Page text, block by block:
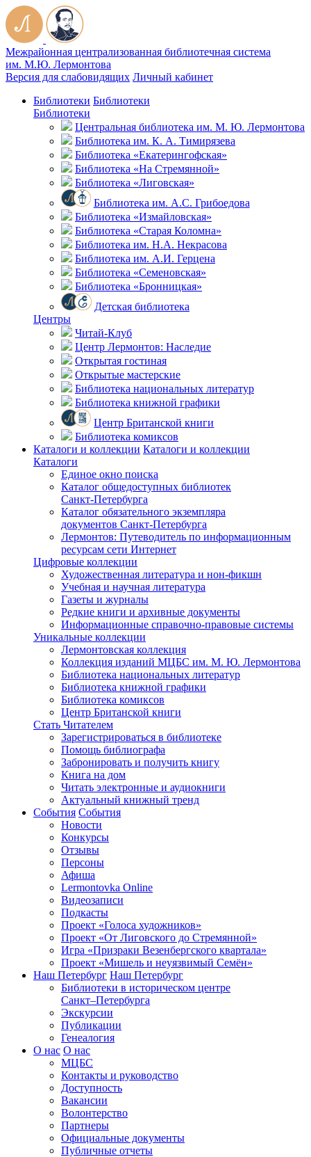
Межрайонная централизованная библиотечная система
им. М.Ю. Лермонтова
Версия для слабовидящих Личный кабинет
Библиотеки Библиотеки
Библиотеки
Центральная библиотека им. М. Ю. Лермонтова
Библиотека им. К. А. Тимирязева
Библиотека «Екатерингофская»
Библиотека «На Стремянной»
Библиотека «Лиговская»
Библиотека им. А.С. Грибоедова
Библиотека «Измайловская»
Библиотека «Старая Коломна»
Библиотека им. Н.А. Некрасова
Библиотека им. А.И. Герцена
Библиотека «Семеновская»
Библиотека «Бронницкая»
Детская библиотека
Центры
Читай-Клуб
Центр Лермонтов: Наследие
Открытая гостиная
Открытые мастерские
Библиотека национальных литератур
Библиотека книжной графики
Центр Британской книги
Библиотека комиксов
Каталоги и коллекции Каталоги и коллекции
Каталоги
Единое окно поиска
Каталог общедоступных библиотек
Санкт-Петербурга
Каталог обязательного экземпляра
документов Санкт-Петербурга
Лермонтов: Путеводитель по информационным
ресурсам сети Интернет
Цифровые коллекции
Художественная литература и нон-фикшн
Учебная и научная литература
Газеты и журналы
Редкие книги и архивные документы
Информационные справочно-правовые системы
Уникальные коллекции
Лермонтовская коллекция
Коллекция изданий МЦБС им. М. Ю. Лермонтова
Библиотека национальных литератур
Библиотека книжной графики
Библиотека комиксов
Центр Британской книги
Стать Читателем
Зарегистрироваться в библиотеке
Помощь библиографа
Забронировать и получить книгу
Книга на дом
Читать электронные и аудиокниги
Актуальный книжный тренд
События События
Новости
Конкурсы
Отзывы
Персоны
Афиша
Lermontovka Online
Видеозаписи
Подкасты
Проект «Голоса художников»
Проект «От Лиговского до Стремянной»
Игра «Призраки Везенбергского квартала»
Проект «Мишель и неуязвимый Семён»
Наш Петербург Наш Петербург
Библиотеки в историческом центре
Санкт–Петербурга
Экскурсии
Публикации
Генеалогия
О нас О нас
МЦБС
Контакты и руководство
Доступность
Вакансии
Волонтерство
Партнеры
Официальные документы
Публичные отчеты